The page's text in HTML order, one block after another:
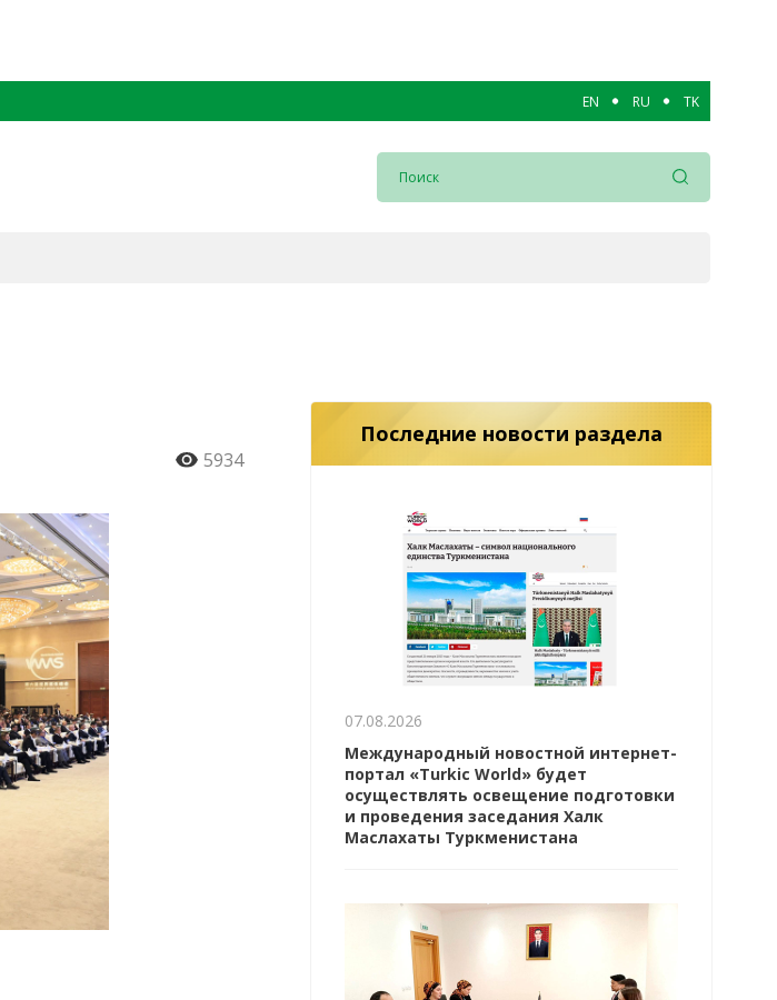
EN RU TK
5934
Последние новости раздела
07.08.2026
Международный новостной интернет-
портал «Turkic World» будет
осуществлять освещение подготовки
и проведения заседания Халк
Маслахаты Туркменистана